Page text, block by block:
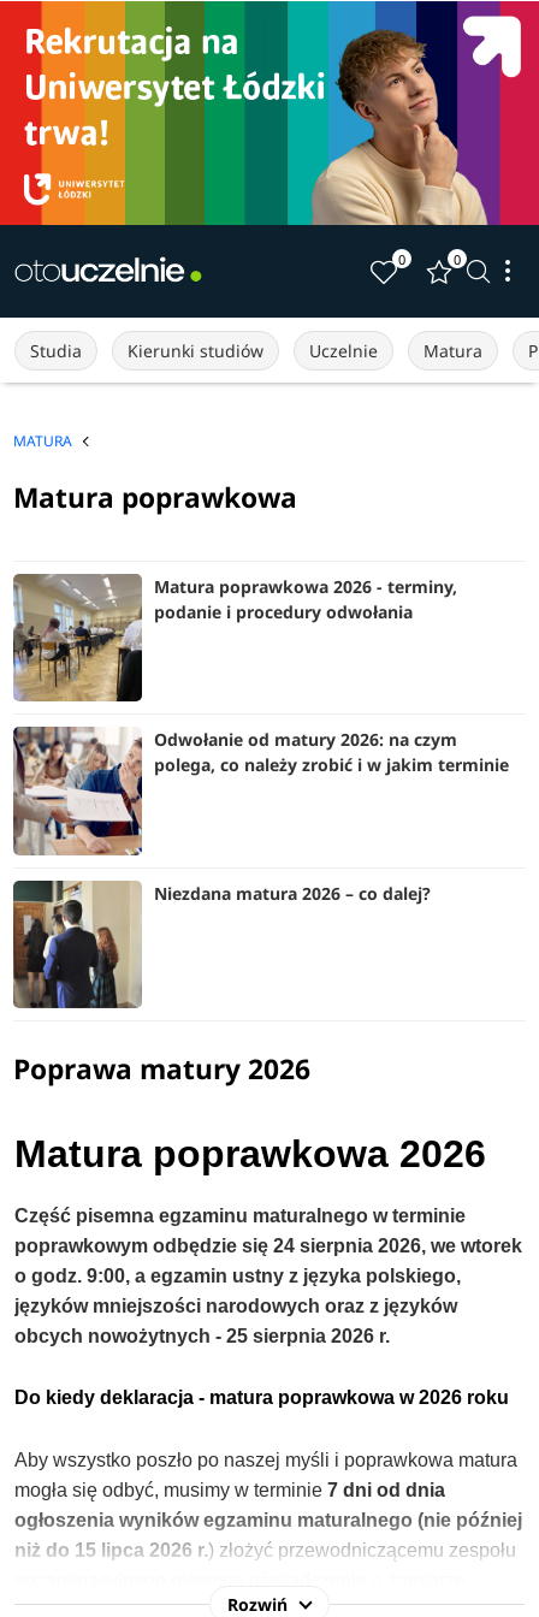
0 0
Studia Kierunki studiów Uczelnie Matura
MATURA
Matura poprawkowa
Matura poprawkowa 2026 - terminy,
podanie i procedury odwołania
Odwołanie od matury 2026: na czym
polega, co należy zrobić i w jakim terminie
Niezdana matura 2026 – co dalej?
Poprawa matury 2026
Matura poprawkowa 2026
Część pisemna egzaminu maturalnego w terminie
poprawkowym odbędzie się 24 sierpnia 2026, we wtorek
o godz. 9:00, a egzamin ustny z języka polskiego,
języków mniejszości narodowych oraz z języków
obcych nowożytnych - 25 sierpnia 2026 r.
Do kiedy deklaracja - matura poprawkowa w 2026 roku
Aby wszystko poszło po naszej myśli i poprawkowa matura
mogła się odbyć, musimy w terminie7 dni od dnia
ogłoszenia wyników egzaminu maturalnego (nie później
niż do 15 lipca 2026 r.) złożyć przewodniczącemu zespołu
przystąpienia do egzaminu maturalnego z danego
Rozwiń